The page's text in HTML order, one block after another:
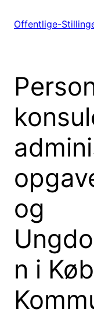
Offentlige-
og
n i